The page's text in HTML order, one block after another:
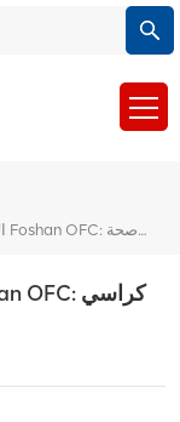
الاحتفال بالبدايات الجديدة مع أثاث Foshan OFC: كراسي مكتب مريحة لعام 2025 أكثر صحة